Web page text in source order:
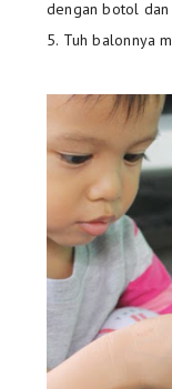
dengan botol
5. Tuh balonnya